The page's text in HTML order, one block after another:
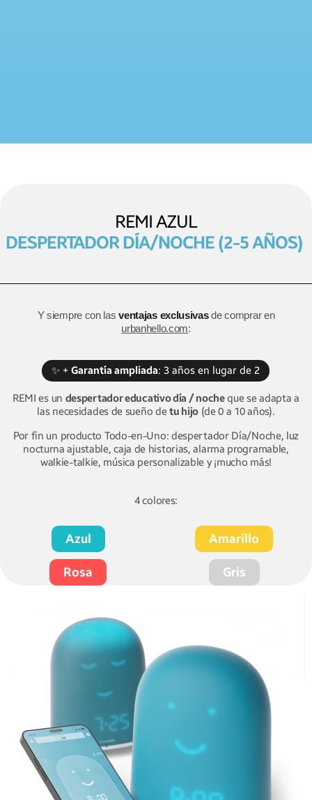
REMI AZUL
DESPERTADOR DÍA/NOCHE (2-5 AÑOS)
Y siempre con lasventajas exclusivasde comprar en
urbanhello.com:
✨ + Garantía ampliada: 3 años en lugar de 2
REMI es un despertador educativo día / nocheque se adapta a
las necesidades de sueño detu hijo(de 0 a 10 años).
Por fin un producto Todo-en-Uno: despertador Día/Noche, luz
nocturna ajustable, caja de historias, alarma programable,
walkie-talkie, música personalizable y ¡mucho más!
4 colores:
Azul Amarillo
Rosa Gris